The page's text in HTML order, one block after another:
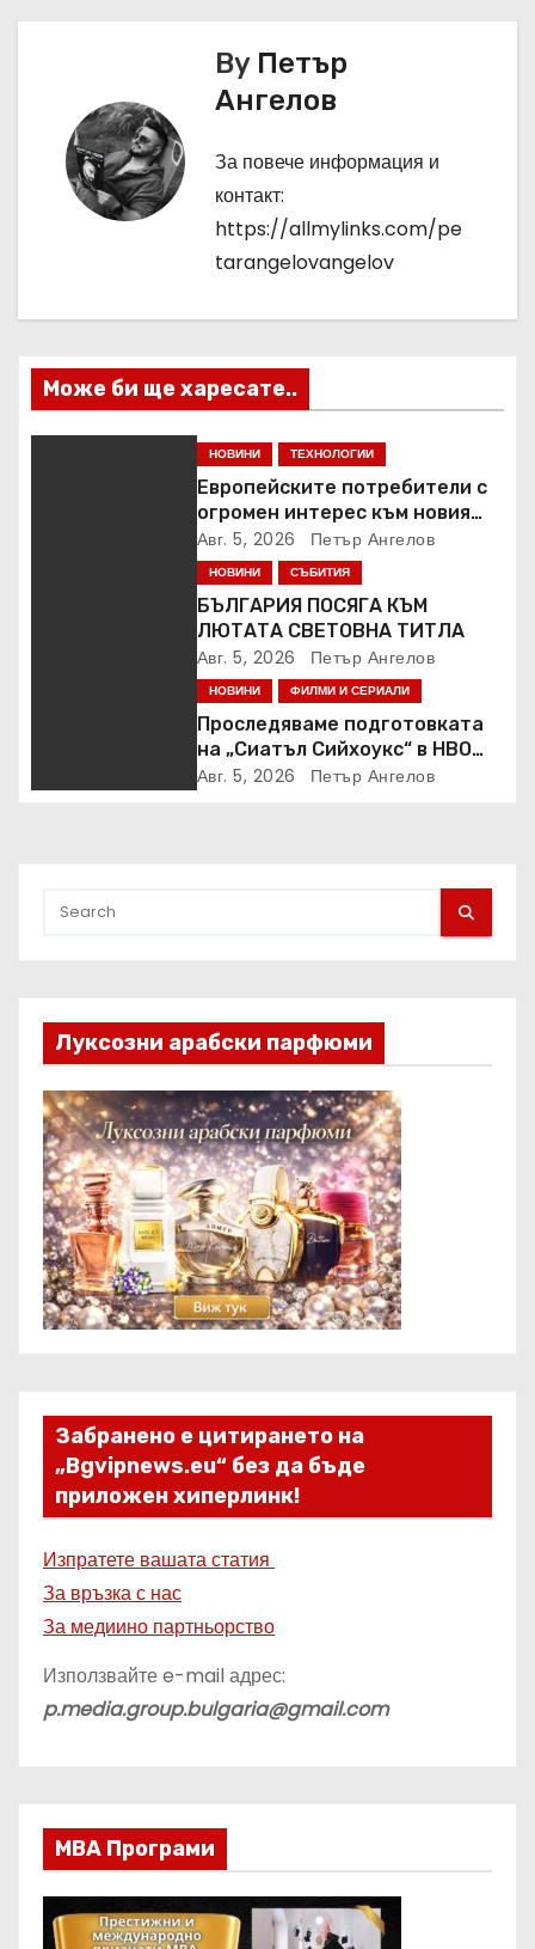
и
By Петър
Ангелов
За повече информация и
контакт:
https://allmylinks.com/pe
tarangelovangelov
Може би ще харесате..
НОВИНИ ТЕХНОЛОГИИ
Европейските потребители с
огромен интерес към новия
Samsung Galaxy Z Fold8
Авг. 5, 2026 Петър Ангелов
НОВИНИ СЪБИТИЯ
БЪЛГАРИЯ ПОСЯГА КЪМ
ЛЮТАТА СВЕТОВНА ТИТЛА
Авг. 5, 2026 Петър Ангелов
НОВИНИ ФИЛМИ И СЕРИАЛИ
Проследяваме подготовката
на „Сиатъл Сийхоукс“ в HBO
Max
Авг. 5, 2026 Петър Ангелов
Луксозни арабски парфюми
Забранено е цитирането на
„Bgvipnews.eu“ без да бъде
приложен хиперлинк!
Изпратете вашата статия
За връзка с нас
За медиино партньорство
Използвайте e-mail адрес:
p.media.group.bulgaria@gmail.com
МВА Програми